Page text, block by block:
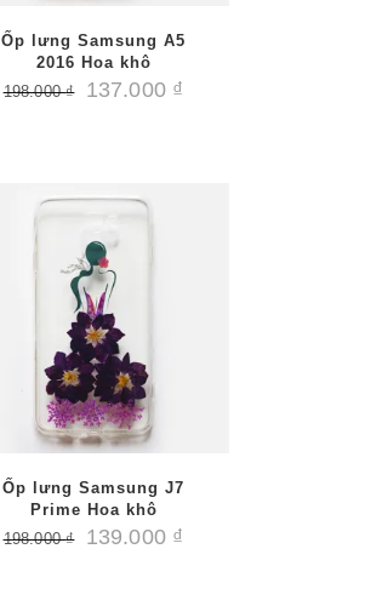
Ốp lưng Samsung A5
2016 Hoa khô
198.000₫ 137.000 ₫
Ốp lưng Samsung J7
Prime Hoa khô
198.000₫ 139.000 ₫